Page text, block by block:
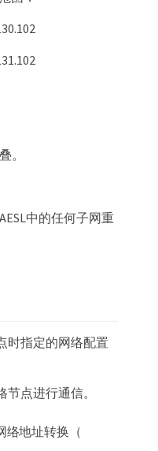
。
中的任何子网重
时指定的网络配置
点进行通信。
络地址转换（